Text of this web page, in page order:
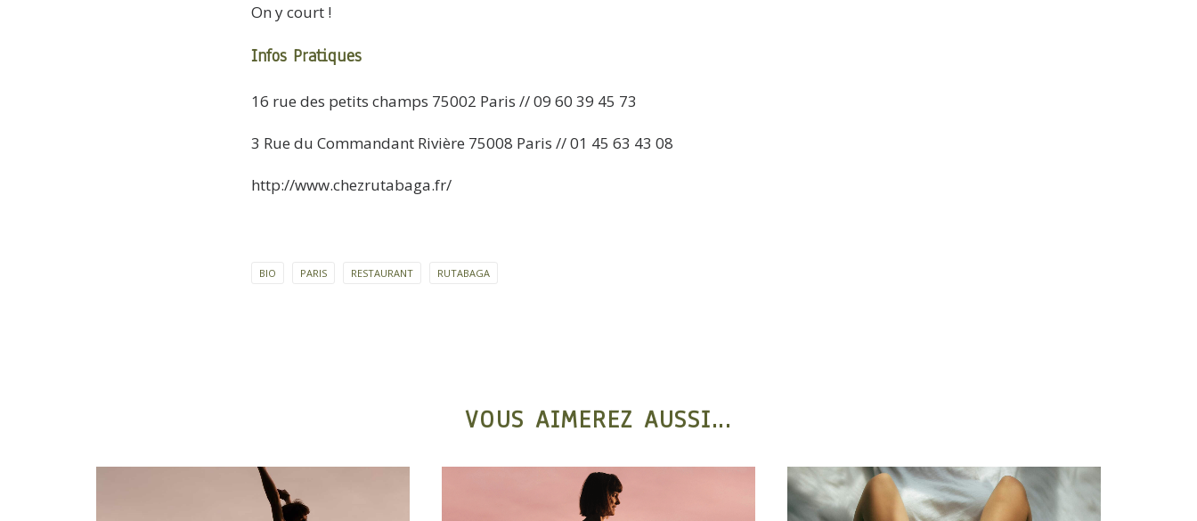
On y court !
Infos Pratiques
16 rue des petits champs 75002 Paris // 09 60 39 45 73
3 Rue du Commandant Rivière 75008 Paris // 01 45 63 43 08
http://www.chezrutabaga.fr/
BIO PARIS RESTAURANT RUTABAGA
VOUS AIMEREZ AUSSI...